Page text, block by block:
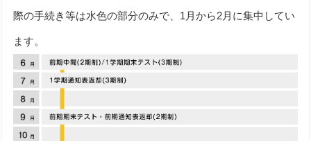
際の手続き等は水色の部分のみで、1月から2月に集中してい
ます。